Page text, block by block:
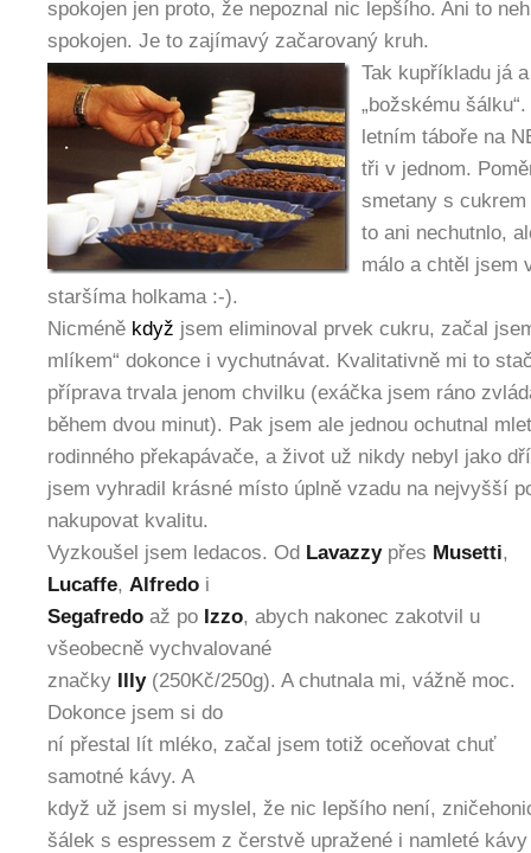
spokojen jen proto, že nepoznal nic lepšího. Ani to
spokojen. Je to zajímavý začarovaný kruh.
Tak kupříkladu já
„božskému
letním táboře na
tři v jednom.
smetany s
to ani nechutnlo,
málo a chtěl jsem
staršíma holkama :-).
Nicméně když jsem eliminoval prvek cukru, začal
mlíkem“ dokonce i vychutnávat. Kvalitativně mi to
příprava trvala jenom chvilku (exáčka jsem ráno
během dvou minut). Pak jsem ale jednou ochutnal
rodinného překapávače, a život už nikdy nebyl jako
jsem vyhradil krásné místo úplně vzadu na nejvyšší
nakupovat kvalitu.
Vyzkoušel jsem ledacos. Od Lavazzypřes Musetti,
Lucaffe, Alfredo i
Segafredo až po Izzo, abych nakonec zakotvil u
všeobecně vychvalované
značky Illy(250Kč/250g). A chutnala mi, vážně moc.
Dokonce jsem si do
ní přestal lít mléko, začal jsem totiž oceňovat chuť
samotné kávy. A
když už jsem si myslel, že nic lepšího není,
šálek s espressem z čerstvě upražené i namleté kávy